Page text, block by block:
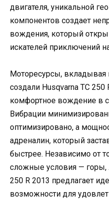
двигателя, уникальной
компонентов создает
вождения, который
искателей приключений
Моторесурсы, вкладывая
создали Husqvarna TC
комфортное вождение в
Вибрации
оптимизировано, а
адреналин, который
быстрее. Независимо от
сложные условия — горы,
250 R 2013 предлагает
возможности для